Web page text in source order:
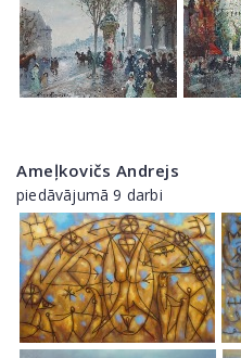
Ameļkovičs Andrejs
piedāvājumā 9 darbi